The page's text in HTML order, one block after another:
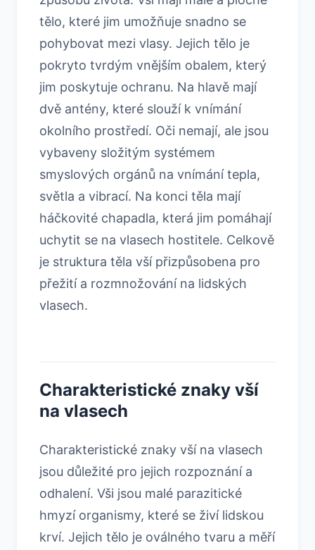
tělo, které jim umožňuje snadno se
pohybovat mezi vlasy. Jejich tělo je
pokryto tvrdým vnějším obalem, který
jim poskytuje ochranu. Na hlavě mají
dvě antény, které slouží k vnímání
okolního prostředí. Oči nemají, ale jsou
vybaveny složitým systémem
smyslových orgánů na vnímání tepla,
světla a vibrací. Na konci těla mají
háčkovité chapadla, která jim pomáhají
uchytit se na vlasech hostitele. Celkově
je struktura těla vší přizpůsobena pro
přežití a rozmnožování na lidských
vlasech.
Charakteristické znaky vší
na vlasech
Charakteristické znaky vší na vlasech
jsou důležité pro jejich rozpoznání a
odhalení. Vši jsou malé parazitické
hmyzí organismy, které se živí lidskou
krví. Jejich tělo je oválného tvaru a měří